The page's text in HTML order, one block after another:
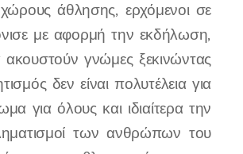
άθλησης, ερχόμενοι σε
με αφορμή την εκδήλωση,
γνώμες ξεκινώντας
δεν είναι πολυτέλεια για
για όλους και ιδιαίτερα την
των ανθρώπων του